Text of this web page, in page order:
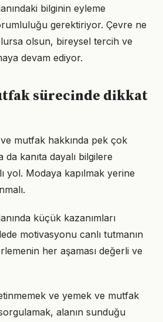
bilginin eyleme
gerektiriyor. Çevre ne
olsun, bireysel tercih ve
devam ediyor.
sürecinde dikkat
mutfak hakkında pek çok
kanıta dayalı bilgilere
yol. Modaya kapılmak yerine
küçük kazanımları
motivasyonu canlı tutmanın
her aşaması değerli ve
ve yemek ve mutfak
alanın sunduğu